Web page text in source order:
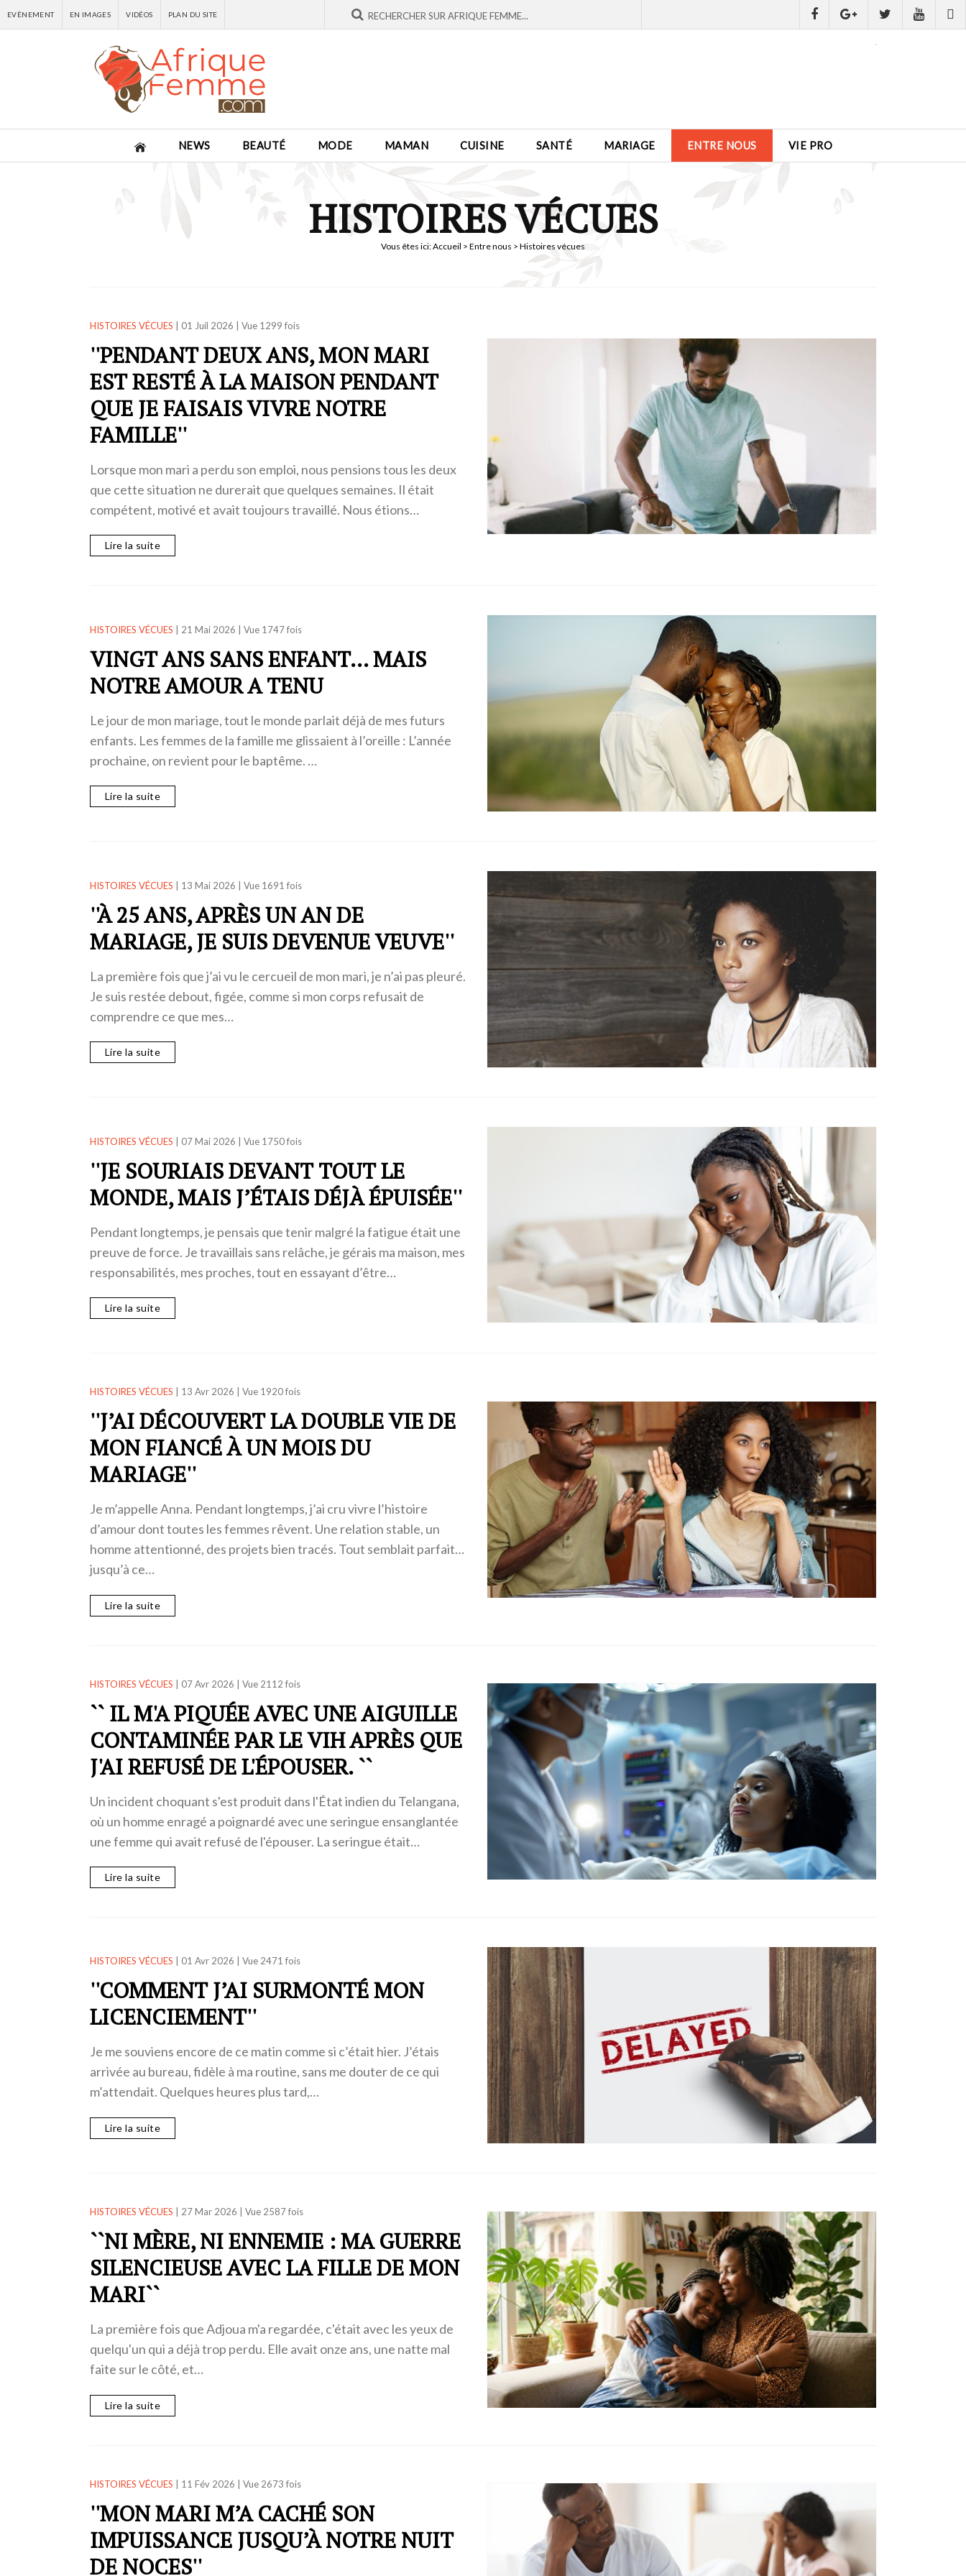
EVÈNEMENT EN IMAGES VIDÉOS PLAN DU SITE
NEWS BEAUTÉ MODE MAMAN CUISINE SANTÉ MARIAGE ENTRE NOUS VIE PRO
HISTOIRES VÉCUES
Vous êtes ici:Accueil > Entre nous > Histoires vécues
HISTOIRES VÉCUES 01 Juil 2026 Vue 1299 fois
''PENDANT DEUX ANS, MON MARI
EST RESTÉ À LA MAISON PENDANT
QUE JE FAISAIS VIVRE NOTRE
FAMILLE''
Lorsque mon mari a perdu son emploi, nous pensions tous les deux
que cette situation ne durerait que quelques semaines. Il était
compétent, motivé et avait toujours travaillé. Nous étions…
Lire la suite
HISTOIRES VÉCUES | 21 Mai 2026 | Vue 1747 fois
VINGT ANS SANS ENFANT… MAIS
NOTRE AMOUR A TENU
Le jour de mon mariage, tout le monde parlait déjà de mes futurs
enfants. Les femmes de la famille me glissaient à l’oreille : L’année
prochaine, on revient pour le baptême. …
Lire la suite
HISTOIRES VÉCUES | 13 Mai 2026 | Vue 1691 fois
''À 25 ANS, APRÈS UN AN DE
MARIAGE, JE SUIS DEVENUE VEUVE''
La première fois que j’ai vu le cercueil de mon mari, je n’ai pas pleuré.
Je suis restée debout, figée, comme si mon corps refusait de
comprendre ce que mes…
Lire la suite
HISTOIRES VÉCUES | 07 Mai 2026 | Vue 1750 fois
''JE SOURIAIS DEVANT TOUT LE
MONDE, MAIS J’ÉTAIS DÉJÀ ÉPUISÉE''
Pendant longtemps, je pensais que tenir malgré la fatigue était une
preuve de force. Je travaillais sans relâche, je gérais ma maison, mes
responsabilités, mes proches, tout en essayant d’être…
Lire la suite
HISTOIRES VÉCUES 13 Avr 2026 Vue 1920 fois
''J’AI DÉCOUVERT LA DOUBLE VIE DE
MON FIANCÉ À UN MOIS DU
MARIAGE''
Je m’appelle Anna. Pendant longtemps, j’ai cru vivre l’histoire
d’amour dont toutes les femmes rêvent. Une relation stable, un
homme attentionné, des projets bien tracés. Tout semblait parfait…
jusqu’à ce…
Lire la suite
HISTOIRES VÉCUES 07 Avr 2026 Vue 2112 fois
`` IL M'A PIQUÉE AVEC UNE AIGUILLE
CONTAMINÉE PAR LE VIH APRÈS QUE
J'AI REFUSÉ DE L'ÉPOUSER. ``
Un incident choquant s'est produit dans l'État indien du Telangana,
où un homme enragé a poignardé avec une seringue ensanglantée
une femme qui avait refusé de l'épouser. La seringue était…
Lire la suite
HISTOIRES VÉCUES 01 Avr 2026 Vue 2471 fois
''COMMENT J’AI SURMONTÉ MON
LICENCIEMENT''
Je me souviens encore de ce matin comme si c’était hier. J’étais
arrivée au bureau, fidèle à ma routine, sans me douter de ce qui
m’attendait. Quelques heures plus tard,…
Lire la suite
HISTOIRES VÉCUES 27 Mar 2026 Vue 2587 fois
``NI MÈRE, NI ENNEMIE : MA GUERRE
SILENCIEUSE AVEC LA FILLE DE MON
MARI``
La première fois que Adjoua m'a regardée, c'était avec les yeux de
quelqu'un qui a déjà trop perdu. Elle avait onze ans, une natte mal
faite sur le côté, et…
Lire la suite
HISTOIRES VÉCUES | 11 Fév 2026 | Vue 2673 fois
''MON MARI M’A CACHÉ SON
IMPUISSANCE JUSQU’À NOTRE NUIT
DE NOCES''